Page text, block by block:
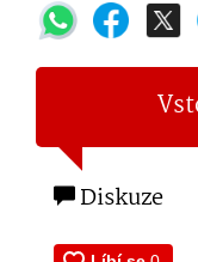
Diskuze